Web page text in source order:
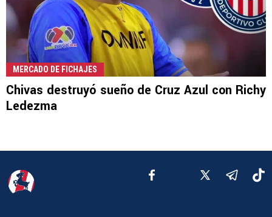
MERCADO DE FICHAJES
Chivas destruyó sueño de Cruz Azul con Richy
Ledezma